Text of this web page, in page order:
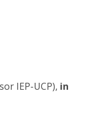
IEP-UCP), in